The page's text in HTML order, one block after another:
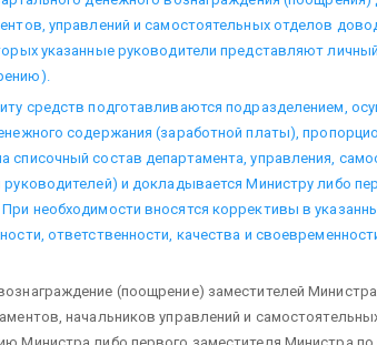
управлений и самостоятельных отделов
указанные руководители представляют
средств подготавливаются подразделением,
содержания (заработной платы),
списочный состав департамента, управления,
и докладывается Министру либо
необходимости вносятся коррективы в
ответственности, качества и
(поощрение) заместителей
начальников управлений и
Министра либо первого заместителя Министра